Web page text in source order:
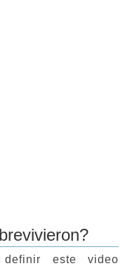
definir este video